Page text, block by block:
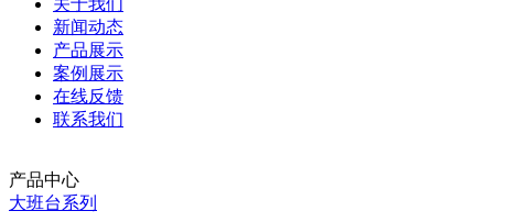
关于我们
新闻动态
产品展示
案例展示
在线反馈
联系我们
产品中心
大班台系列